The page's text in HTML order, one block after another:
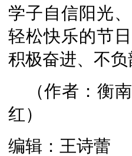
学子自信阳光
轻松快乐的节
积极奋进、不
（作者：衡
红）
编辑：王诗蕾